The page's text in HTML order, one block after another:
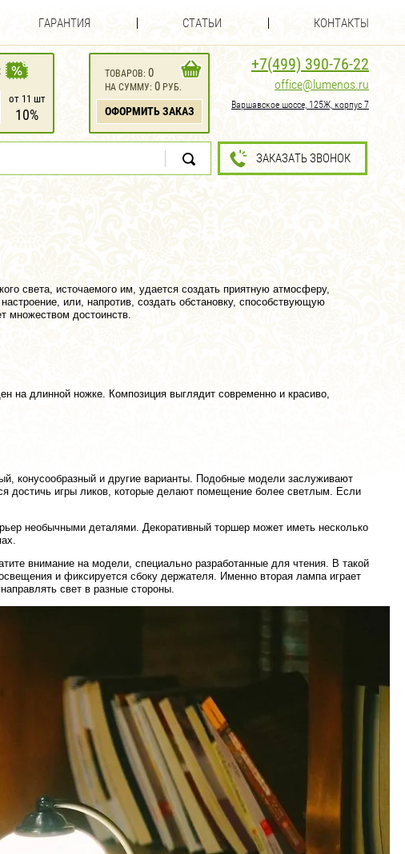
ГАРАНТИЯ СТАТЬИ КОНТАКТЫ
от 11 шт
10%
ТОВАРОВ: 0
НА СУММУ: 0 РУБ.
ОФОРМИТЬ ЗАКАЗ
+7(499) 390-76-22
office@lumenos.ru
Варшавское шоссе, 125Ж, корпус 7
ЗАКАЗАТЬ ЗВОНОК
света, источаемого им, удается создать приятную атмосферу,
или, напротив, создать обстановку, способствующую
множеством достоинств.
на длинной ножке. Композиция выглядит современно и красиво,
конусообразный и другие варианты. Подобные модели заслуживают
достичь игры ликов, которые делают помещение более светлым. Если
необычными деталями. Декоративный торшер может иметь несколько
внимание на модели, специально разработанные для чтения. В такой
и фиксируется сбоку держателя. Именно вторая лампа играет
свет в разные стороны.